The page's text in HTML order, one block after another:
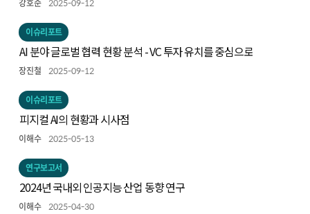
강호준 2025-09-12
이슈리포트
AI 분야 글로벌 협력 현황 분석 - VC 투자 유치를 중심으로
장진철 2025-09-12
이슈리포트
피지컬 AI의 현황과 시사점
이해수 2025-05-13
연구보고서
2024년 국내외 인공지능 산업 동향 연구
이해수 2025-04-30